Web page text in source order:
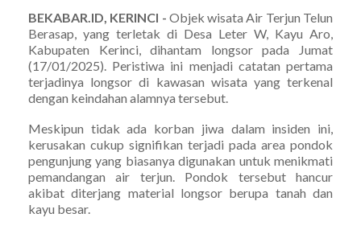
BEKABAR.ID, KERINCI - Objek wisata Air Terjun Telun
Berasap, yang terletak di Desa Leter W, Kayu Aro,
Kabupaten Kerinci, dihantam longsor pada Jumat
(17/01/2025). Peristiwa ini menjadi catatan pertama
terjadinya longsor di kawasan wisata yang terkenal
dengan keindahan alamnya tersebut.
Meskipun tidak ada korban jiwa dalam insiden ini,
kerusakan cukup signifikan terjadi pada area pondok
pengunjung yang biasanya digunakan untuk menikmati
pemandangan air terjun. Pondok tersebut hancur
akibat diterjang material longsor berupa tanah dan
kayu besar.